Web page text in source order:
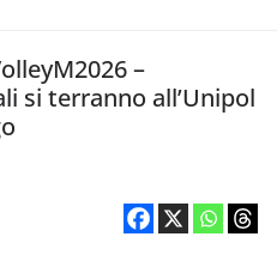
–
si terranno all’Unipol